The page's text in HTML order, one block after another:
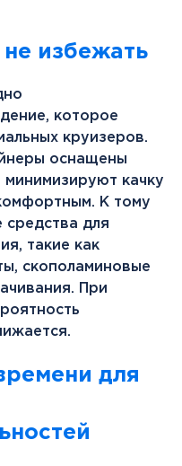
избежать
которое
круизеров.
оснащены
минимизируют качку
К тому
для
такие как
скополаминовые
При
для